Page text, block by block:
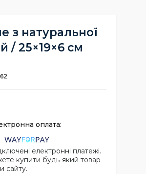
з натуральної
/ 25×19×6 см
електронні платежі.
купити будь-який товар
сайту.